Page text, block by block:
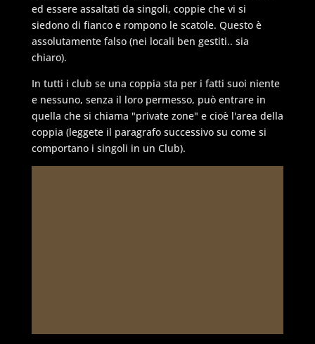
ed essere assaltati da singoli, coppie che vi si
siedono di fianco e rompono le scatole. Questo è
assolutamente falso (nei locali ben gestiti.. sia
chiaro).
In tutti i club se una coppia sta per i fatti suoi niente
e nessuno, senza il loro permesso, può entrare in
quella che si chiama "private zone" e cioè l'area della
coppia (leggete il paragrafo successivo su come si
comportano i singoli in un Club).